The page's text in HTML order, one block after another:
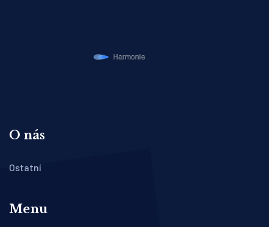
O nás
Ostatní
Menu